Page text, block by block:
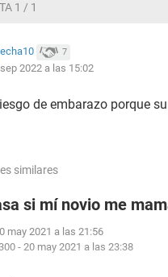
1 / 1
7
2022 a las 15:02
de embarazo porque
similares
si mí novio me
may 2021 a las 21:56
- 20 may 2021 a las 23:38